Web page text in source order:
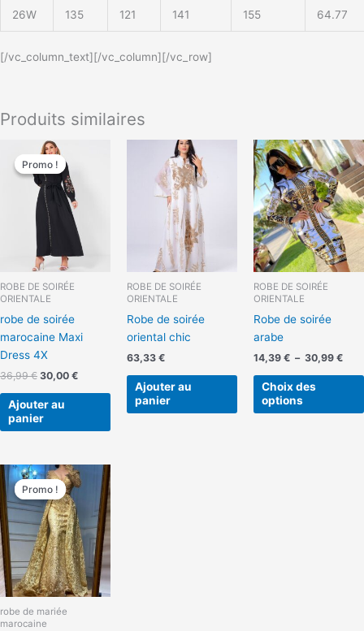
26W 135 121 141 155 64.77
[/vc_column_text][/vc_column][/vc_row]
Produits similaires
Promo !
Promo !
ROBE DE SOIRÉE
ORIENTALE
robe de soirée
marocaine Maxi
Dress 4X
36,99€
Le
prix
initial
était :
36,99 €.
30,00 €
Ajouter au
panier
ROBE DE SOIRÉE
ORIENTALE
Robe de soirée
oriental chic
63,33 €
Ajouter au
panier
ROBE DE SOIRÉE
ORIENTALE
Robe de soirée
arabe
14,39 € – 30,99 €
de
prix
à
Choix des
options
Promo !
Promo !
robe de mariée
marocaine
Le
prix
initial
était :
340,00 €.
prix
actuel
est :
320,00 €.
Ce
produit
a
variations.
Les
options
peuvent